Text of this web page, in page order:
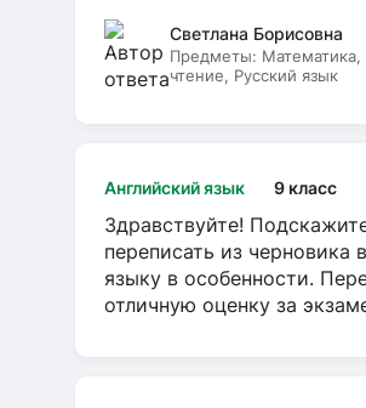
Светлана Борисовна
Предметы:
чтение, Русский язык
Английский язык 9 класс
Здравствуйте!
переписать из черновика
языку в особенности.
отличную оценку за